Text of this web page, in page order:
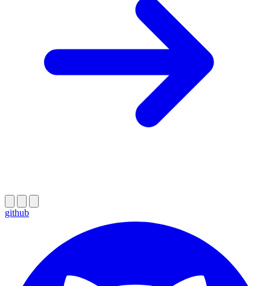
github